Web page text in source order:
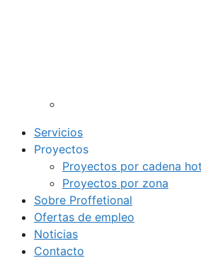
Servicios
Proyectos
Proyectos por cadena
Proyectos por zona
Sobre Proffetional
Ofertas de empleo
Noticias
Contacto